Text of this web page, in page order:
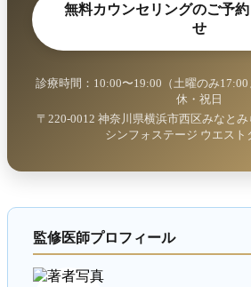
無料カウンセリングのご予
せ
診療時間：10:00〜19:00（土曜のみ
休・祝日
〒220-0012 神奈川県横浜市西区みなと
シンフォステージ ウエスト
監修医師プロフィール